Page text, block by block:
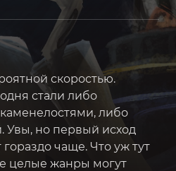
скоростью.
стали либо
либо
Увы, но первый исход
чаще. Что уж тут
целые жанры могут